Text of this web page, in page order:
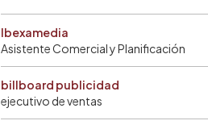
Ibexamedia
Asistente Comercial y Planificación
billboard publicidad
ejecutivo de ventas